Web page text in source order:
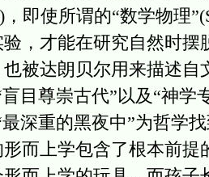
，即使所谓的“数学物理
，才能在研究自然时
被达朗贝尔用来描述
盲目尊崇古代”以及“神
深重的黑夜中”为哲学
而上学包含了根本前